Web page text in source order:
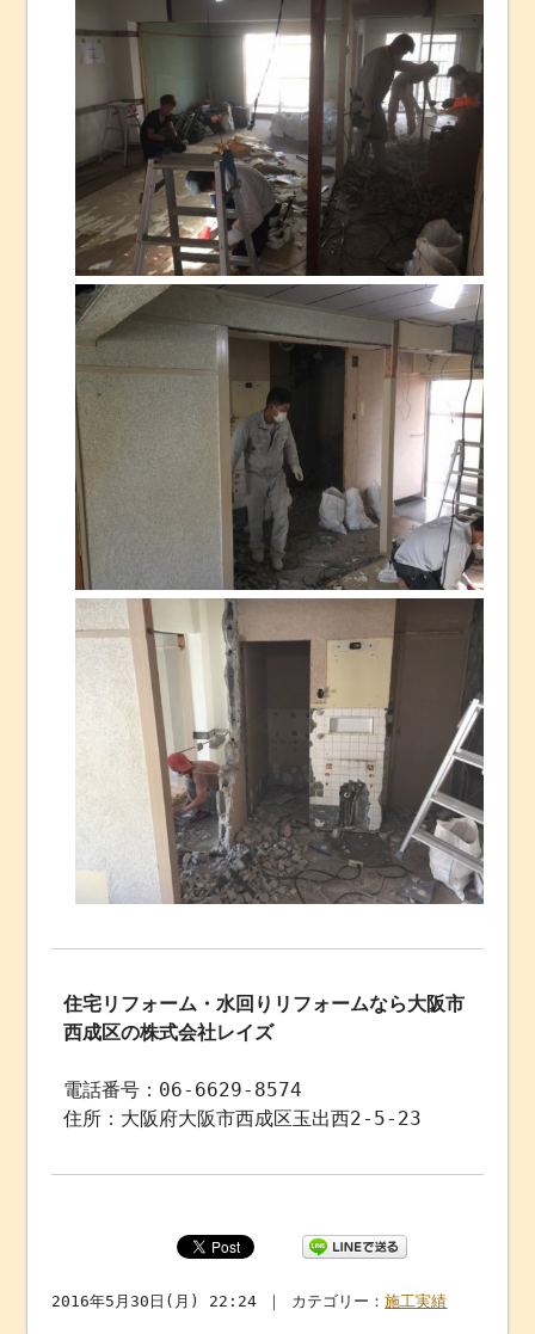
住宅リフォーム・水回りリフォームなら大阪市
西成区の株式会社レイズ
電話番号：06-6629-8574
住所：大阪府大阪市西成区玉出西2-5-23
2016年5月30日(月) 22:24 ｜ カテゴリー：施工実績